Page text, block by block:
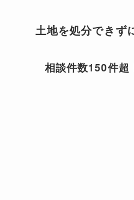
土地を処分できず
相談件数150件